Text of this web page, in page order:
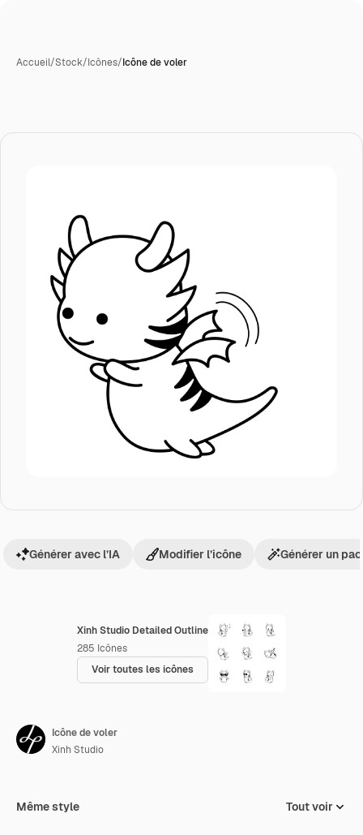
Accueil/Stock/Icônes/Icône de voler
Xinh Studio Detailed Outline
285 Icônes
Voir toutes les icônes
Générer avec l’IA Modifier l’icône Générer un
Icône de voler
Xinh Studio
Même style Tout voir